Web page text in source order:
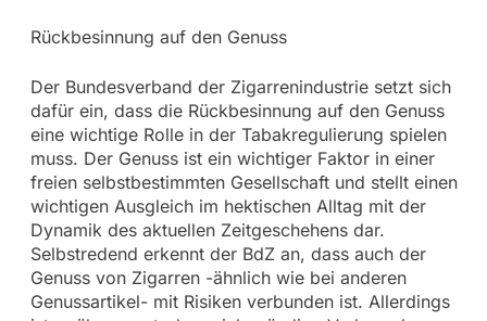
Rückbesinnung auf den Genuss
Der Bundesverband der Zigarrenindustrie setzt sich
dafür ein, dass die Rückbesinnung auf den Genuss
eine wichtige Rolle in der Tabakregulierung spielen
muss. Der Genuss ist ein wichtiger Faktor in einer
freien selbstbestimmten Gesellschaft und stellt einen
wichtigen Ausgleich im hektischen Alltag mit der
Dynamik des aktuellen Zeitgeschehens dar.
Selbstredend erkennt der BdZ an, dass auch der
Genuss von Zigarren -ähnlich wie bei anderen
Genussartikel- mit Risiken verbunden ist. Allerdings